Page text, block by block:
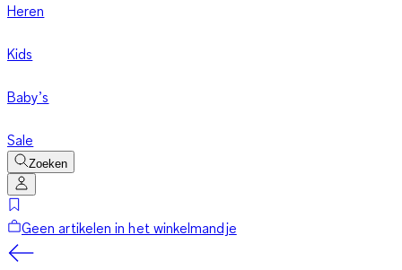
Heren
Kids
Baby’s
Sale
Zoeken
Geen artikelen in het winkelmandje